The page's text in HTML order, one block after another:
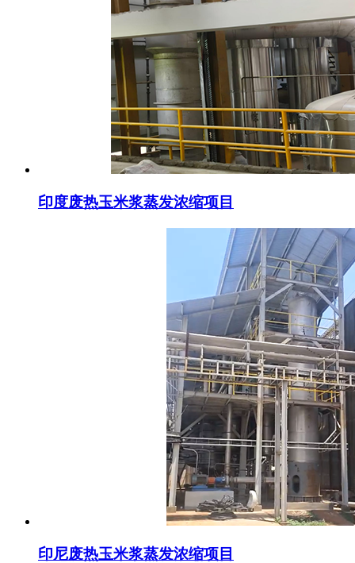
印度废热玉米浆蒸发浓缩项目
印尼废热玉米浆蒸发浓缩项目